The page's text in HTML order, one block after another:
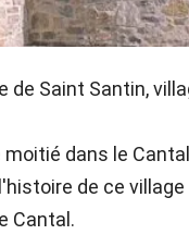
Saint Santin,
dans le
de ce
Cantal.